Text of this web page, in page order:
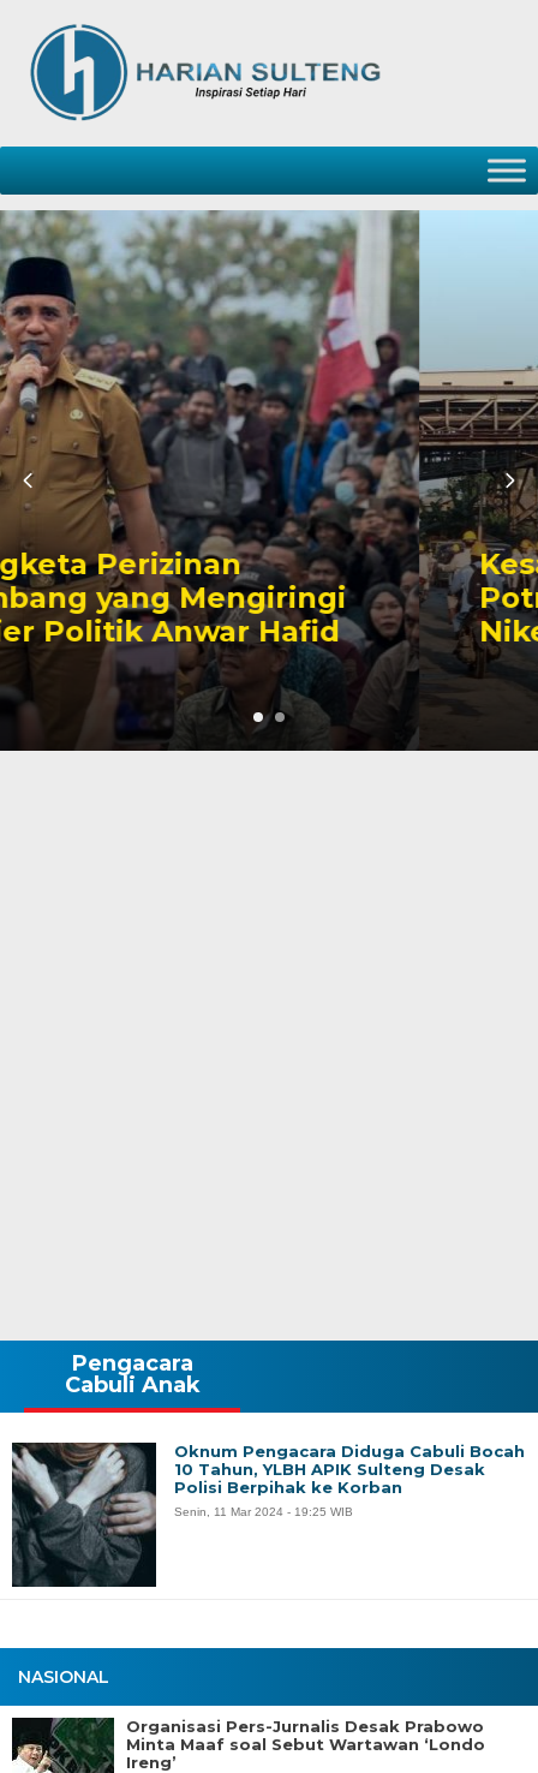
Kesaksian Buruh dan
Potret Buram Industri
Nikel di Morowali
NASIONAL
Organisasi Pers-Jurnalis Desak Prabowo
Minta Maaf soal Sebut Wartawan ‘Londo
Ireng’
Pengacara
Cabuli Anak
Oknum Pengacara Diduga Cabuli Bocah
10 Tahun, YLBH APIK Sulteng Desak
Polisi Berpihak ke Korban
Senin, 11 Mar 2024 - 19:25 WIB